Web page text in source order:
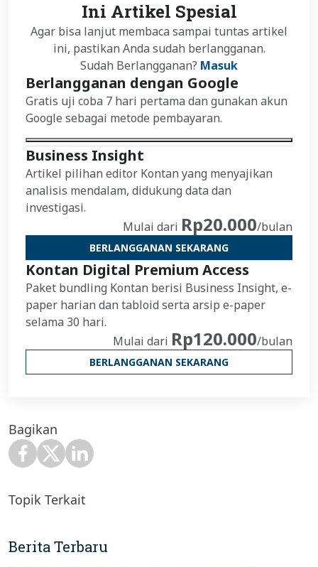
Ini Artikel Spesial
Agar bisa lanjut membaca sampai tuntas artikel
ini, pastikan Anda sudah berlangganan.
Sudah Berlangganan? Masuk
Berlangganan dengan Google
Gratis uji coba 7 hari pertama dan gunakan akun
Google sebagai metode pembayaran.
Business Insight
Artikel pilihan editor Kontan yang menyajikan
analisis mendalam, didukung data dan
investigasi.
Mulai dari Rp20.000/bulan
BERLANGGANAN SEKARANG
Kontan Digital Premium Access
Paket bundling Kontan berisi Business Insight, e-
paper harian dan tabloid serta arsip e-paper
selama 30 hari.
Mulai dari Rp120.000/bulan
BERLANGGANAN SEKARANG
Bagikan
Topik Terkait
Berita Terbaru